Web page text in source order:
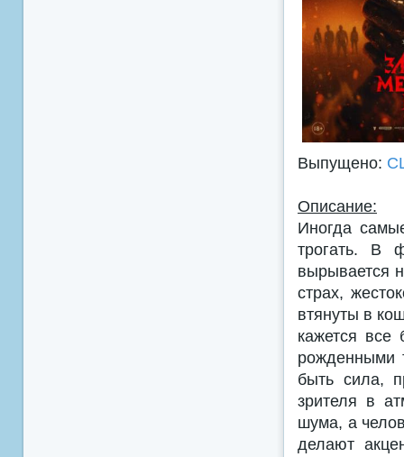
Выпущено:
Описание:
Иногда
трогать. В
вырывается
страх,
втянуты в
кажется все
рожденными
быть сила,
зрителя в
шума, а
делают